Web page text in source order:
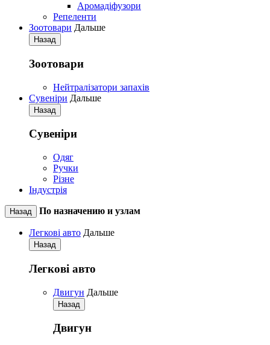
Аромадіфузори
Репеленти
Зоотовари Дальше
Назад
Зоотовари
Нейтралізатори запахів
Сувеніри Дальше
Назад
Сувеніри
Одяг
Ручки
Різне
Індустрія
Назад По назначению и узлам
Легкові авто Дальше
Назад
Легкові авто
Двигун Дальше
Назад
Двигун